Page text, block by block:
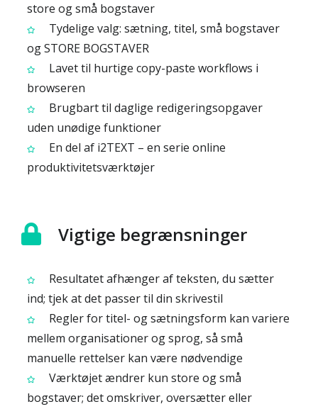
store og små bogstaver
Tydelige valg: sætning, titel, små bogstaver
og STORE BOGSTAVER
Lavet til hurtige copy-paste workflows i
browseren
Brugbart til daglige redigeringsopgaver
uden unødige funktioner
En del af i2TEXT – en serie online
produktivitetsværktøjer
Vigtige begrænsninger
Resultatet afhænger af teksten, du sætter
ind; tjek at det passer til din skrivestil
Regler for titel- og sætningsform kan variere
mellem organisationer og sprog, så små
manuelle rettelser kan være nødvendige
Værktøjet ændrer kun store og små
bogstaver; det omskriver, oversætter eller